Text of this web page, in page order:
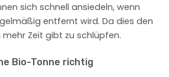
sich schnell ansiedeln, wenn
entfernt wird. Da dies den
mehr Zeit gibt zu schlüpfen.
Bio-Tonne richtig